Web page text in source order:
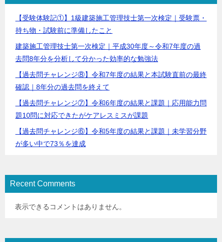
【受験体験記①】1級建築施工管理技士第一次検定｜受験票・
持ち物・試験前に準備したこと
建築施工管理技士第一次検定｜平成30年度～令和7年度の過
去問8年分を分析して分かった効率的な勉強法
【過去問チャレンジ⑧】令和7年度の結果と本試験直前の最終
確認｜8年分の過去問を終えて
【過去問チャレンジ⑦】令和6年度の結果と課題｜応用能力問
題10問に対応できたがケアレスミスが課題
【過去問チャレンジ⑥】令和5年度の結果と課題｜未学習分野
が多い中で73％を達成
Recent Comments
表示できるコメントはありません。